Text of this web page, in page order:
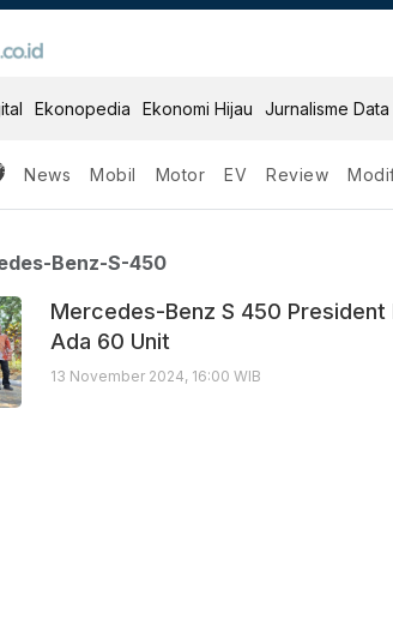
Ekonopedia Ekonomi Hijau Jurnalisme Data
News Mobil Motor EV Review
Benz S 450
Benz-S-450
Mercedes-Benz S 450 President
Ada 60 Unit
13 November 2024, 16:00 WIB